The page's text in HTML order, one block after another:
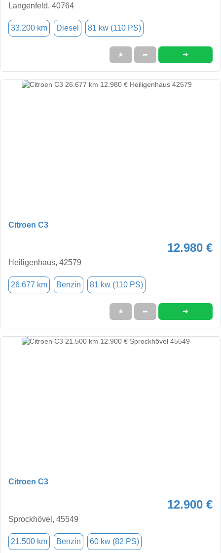
Langenfeld, 40764
33.200 km Diesel 81 kw (110 PS)
★ ➦ ➜
Citroen C3
12.980 €
Heiligenhaus, 42579
26.677 km Benzin 81 kw (110 PS)
★ ➦ ➜
Citroen C3
12.900 €
Sprockhövel, 45549
21.500 km Benzin 60 kw (82 PS)